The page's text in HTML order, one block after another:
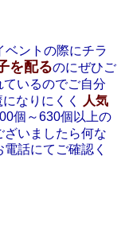
ベントの際にチラ
を配るのにぜひご
ているのでご自分
なりにくく
人気
個～630個以上の
ざいましたら何な
話にてご確認く